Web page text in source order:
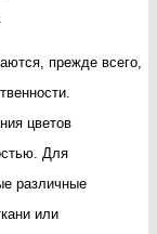
прежде всего,
цветов
Для
различные
или